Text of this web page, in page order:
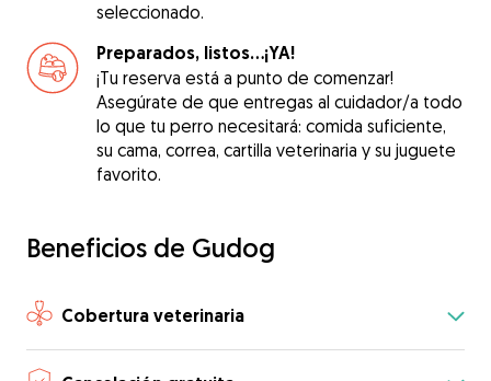
seleccionado.
Preparados, listos...¡YA!
¡Tu reserva está a punto de comenzar!
Asegúrate de que entregas al cuidador/a todo
lo que tu perro necesitará: comida suficiente,
su cama, correa, cartilla veterinaria y su juguete
favorito.
Beneficios de Gudog
Cobertura veterinaria